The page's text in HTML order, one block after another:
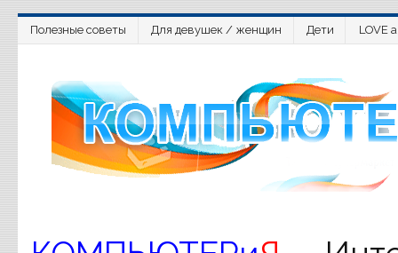
Полезные советы Для девушек / женщин Дети LOVE